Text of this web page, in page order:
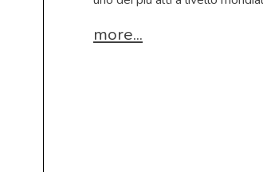
more...